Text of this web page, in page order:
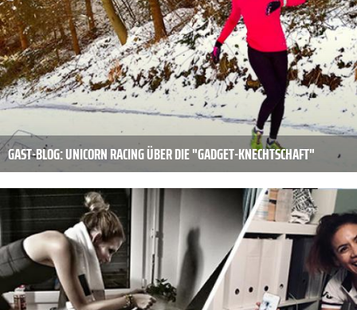
GAST-BLOG: UNICORN RACING ÜBER DIE "GADGET-KNECHTSCHAFT"